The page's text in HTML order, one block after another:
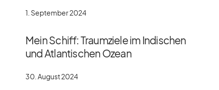
1. September 2024
Mein Schiff: Traumziele im Indischen
und Atlantischen Ozean
30. August 2024